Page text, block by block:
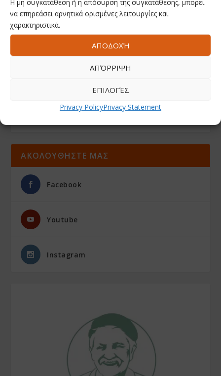
Η μη συγκατάθεση ή η απόσυρση της συγκατάθεσης, μπορεί
να επηρεάσει αρνητικά ορισμένες λειτουργίες και
χαρακτηριστικά.
ΑΠΟΔΟΧΉ
ΑΠΌΡΡΙΨΗ
ΕΠΙΛΟΓΈΣ
Privacy PolicyPrivacy Statement
ΑΚΟΛΟΥΘΗΣΤΕ ΜΑΣ
Facebook
Youtube
Instagram